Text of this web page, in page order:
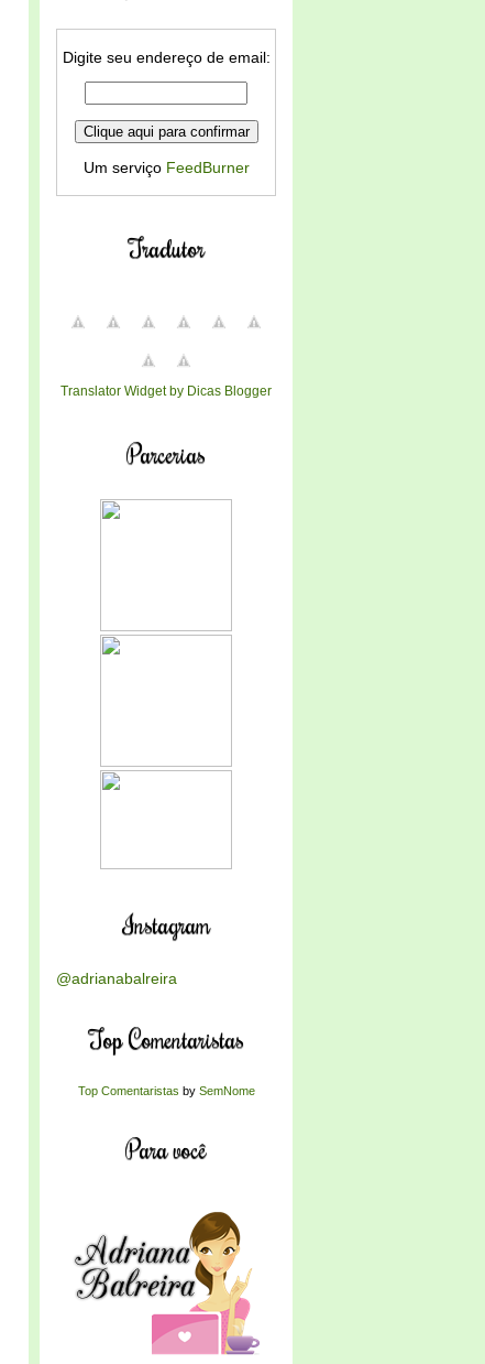
Digite seu endereço de email:
Um serviço FeedBurner
Tradutor
Translator Widget by Dicas Blogger
Parcerias
Instagram
@adrianabalreira
Top Comentaristas
Top Comentaristas by SemNome
Para você